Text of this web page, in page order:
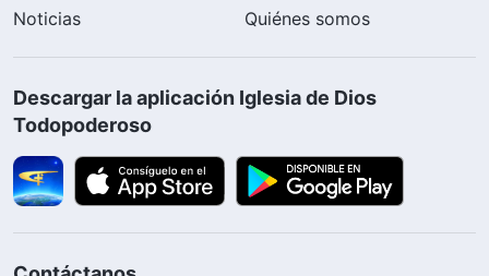
Noticias
Quiénes somos
Descargar la aplicación Iglesia de Dios
Todopoderoso